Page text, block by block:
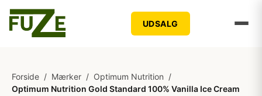
UDSALG
Forside / Mærker / Optimum Nutrition /
Optimum Nutrition Gold Standard 100% Vanilla Ice Cream